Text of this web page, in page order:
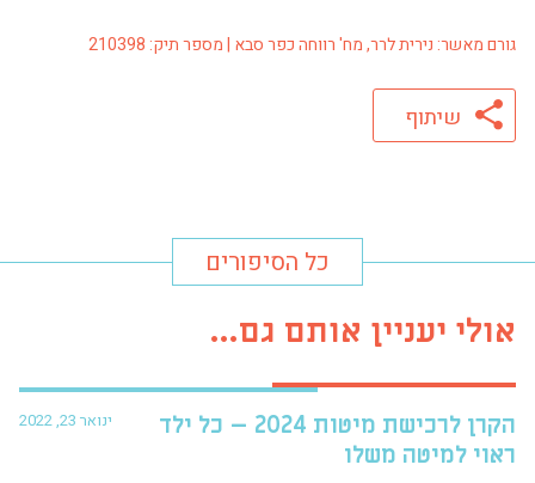
גורם מאשר: נירית לרר, מח' רווחה כפר סבא | מספר תיק: 210398
שיתוף
כל הסיפורים
אולי יעניין אותם גם...
ינואר 23, 2022
הקרן לרכישת מיטות 2024 – כל ילד
ראוי למיטה משלו